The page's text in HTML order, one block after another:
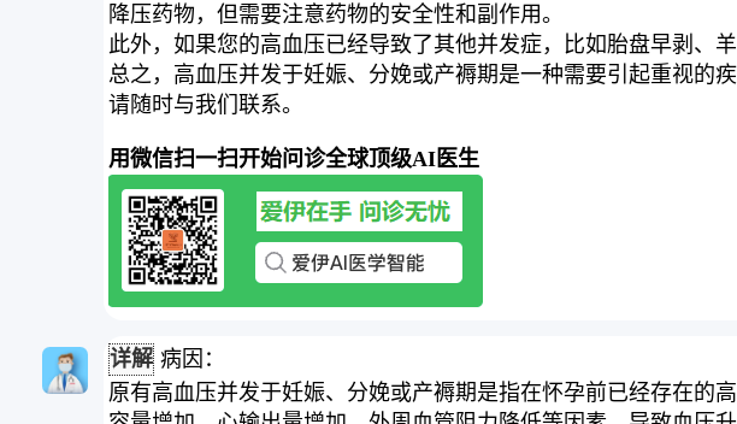
降压药物，但需要注意药物的安全性和副作用。
此外，如果您的高血压已经导致了其他并发症，比如胎盘早剥、
总之，高血压并发于妊娠、分娩或产褥期是一种需要引起重视的
请随时与我们联系。
用微信扫一扫开始问诊全球顶级AI医生
详解 病因：
原有高血压并发于妊娠、分娩或产褥期是指在怀孕前已经存在的